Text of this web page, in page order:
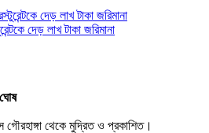
দেড় লাখ টাকা জরিমানা
থেকে মুদ্রিত ও প্রকাশিত।